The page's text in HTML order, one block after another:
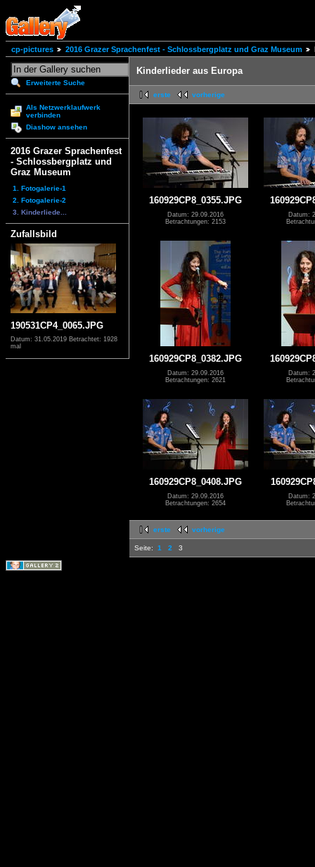
cp-pictures 2016 Grazer Sprachenfest - Schlossbergplatz und Graz Museum
Erweiterte Suche
Als Netzwerklaufwerk
verbinden
Diashow ansehen
2016 Grazer Sprachenfest
- Schlossbergplatz und
Graz Museum
1. Fotogalerie-1
2. Fotogalerie-2
3. Kinderliede...
Zufallsbild
190531CP4_0065.JPG
Datum: 31.05.2019 Betrachtet: 1928
mal
Kinderlieder aus Europa
erste vorherige
160929CP8_0355.JPG
Datum: 29.09.2016
Betrachtungen: 2153
Datum:
160929CP8_0382.JPG
Datum: 29.09.2016
Betrachtungen: 2621
Datum:
160929CP8_0408.JPG
Datum: 29.09.2016
Betrachtungen: 2654
Datum:
erste vorherige
Seite: 1 2 3